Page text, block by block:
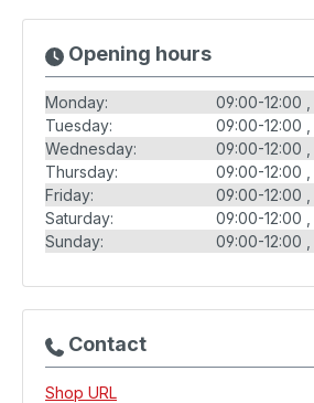
Opening hours
Monday: 09:00-12:00
Tuesday:
09:00-12:00
Wednesday:
09:00-12:00
Thursday:
09:00-12:00
Friday:
09:00-12:00
Saturday:
09:00-12:00
Sunday:
09:00-12:00
Contact
Shop URL